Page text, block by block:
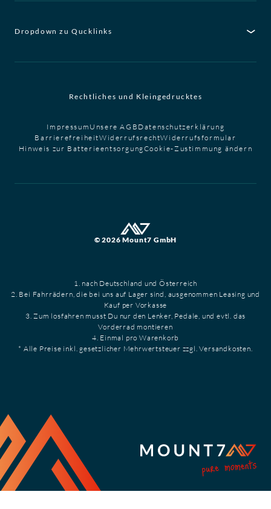
Dropdown zu Qucklinks
Rechtliches und Kleingedrucktes
Impressum Unsere AGB Datenschutzerklärung
BarrierefreiheitWiderrufsrechtWiderrufsformular
Hinweis zur BatterieentsorgungCookie-Zustimmung ändern
© 2026 Mount7 GmbH
1. nach Deutschland und Österreich
2. Bei Fahrrädern, die bei uns auf Lager sind, ausgenommen Leasing und
Kauf per Vorkasse
3. Zum losfahren musst Du nur den Lenker, Pedale, und evtl. das
Vorderrad montieren
4. Einmal pro Warenkorb
* Alle Preise inkl. gesetzlicher Mehrwertsteuer zzgl. Versandkosten.